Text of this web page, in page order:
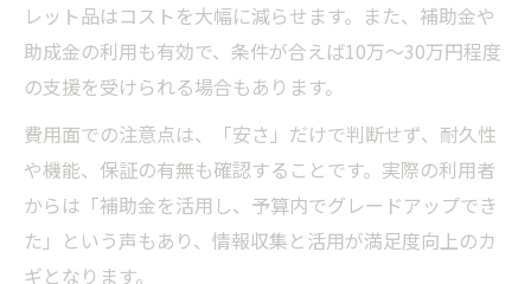
レット品はコストを大幅に減らせます。また、補助金や
助成金の利用も有効で、条件が合えば10万～30万円程度
の支援を受けられる場合もあります。
費用面での注意点は、「安さ」だけで判断せず、耐久性
や機能、保証の有無も確認することです。実際の利用者
からは「補助金を活用し、予算内でグレードアップでき
た」という声もあり、情報収集と活用が満足度向上のカ
ギとなります。